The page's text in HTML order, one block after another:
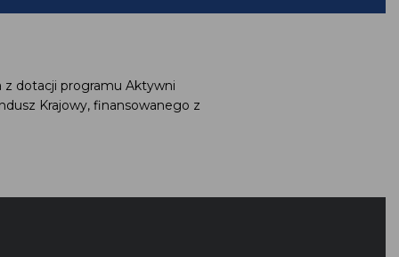
z dotacji programu Aktywni
Krajowy, finansowanego z